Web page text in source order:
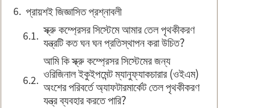
প্রায়শই জিজ্ঞাসিত প্রশ্নাবলী
স্ক্রু কম্প্রেসর সিস্টেমে আমার তেল পৃথকীকরণ
যন্ত্রটি কত ঘন ঘন প্রতিস্থাপন করা উচিত?
আমি কি স্ক্রু কম্প্রেসর সিস্টেমের জন্য
ওরিজিনাল ইকুইপমেন্ট ম্যানুফ্যাকচারার (ওইএম)
অংশের পরিবর্তে অ্যাফটারমার্কেট তেল পৃথকীকরণ
যন্ত্র ব্যবহার করতে পারি?